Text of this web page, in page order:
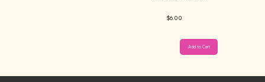
Add to Cart
$6.00